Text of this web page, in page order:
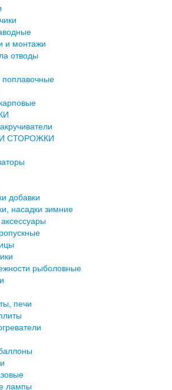
и монтажи
отводы
поплавочные
СТОРОЖКИ
добавки
насадки зимние
рыболовные
печи
лампы